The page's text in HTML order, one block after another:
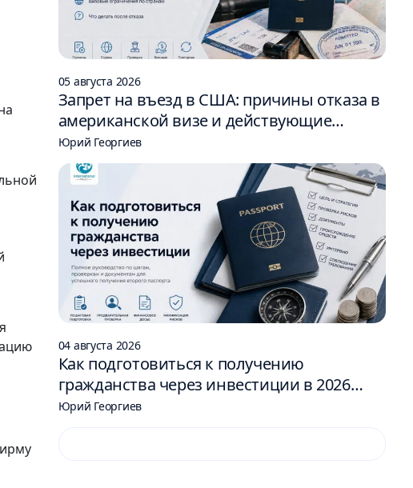
05 августа 2026
Запрет на въезд в США: причины отказа в
американской визе и действующие
ограничения
Юрий Георгиев
04 августа 2026
Как подготовиться к получению
гражданства через инвестиции в 2026
году: 6 шагов
Юрий Георгиев